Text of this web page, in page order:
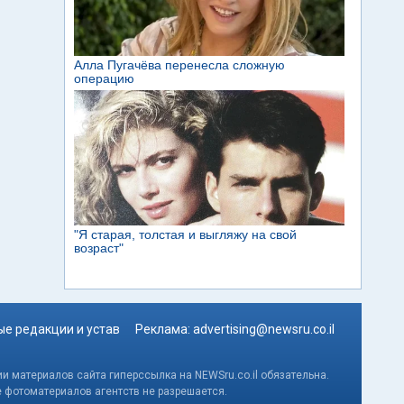
редакции и устав Реклама: advertising@newsru.co.il
сайта гиперссылка на NEWSru.co.il обязательна.
агентств не разрешается.